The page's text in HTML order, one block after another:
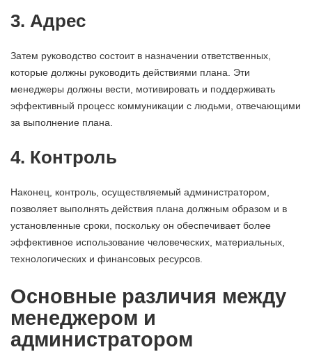
3. Адрес
Затем руководство состоит в назначении ответственных,
которые должны руководить действиями плана. Эти
менеджеры должны вести, мотивировать и поддерживать
эффективный процесс коммуникации с людьми, отвечающими
за выполнение плана.
4. Контроль
Наконец, контроль, осуществляемый администратором,
позволяет выполнять действия плана должным образом и в
установленные сроки, поскольку он обеспечивает более
эффективное использование человеческих, материальных,
технологических и финансовых ресурсов.
Основные различия между
менеджером и
администратором